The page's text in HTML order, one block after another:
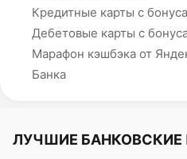
Кредитные карты с
Дебетовые карты с
Марафон кэшбэка от
Банка
ЛУЧШИЕ